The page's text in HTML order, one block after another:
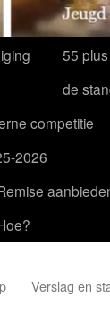
55
de
competitie
2026
Verslag en